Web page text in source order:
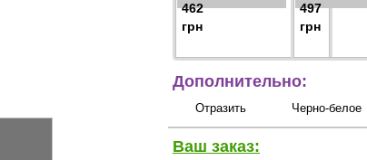
462
грн
497
грн
Дополнительно:
Отразить Черно-белое
Ваш заказ: